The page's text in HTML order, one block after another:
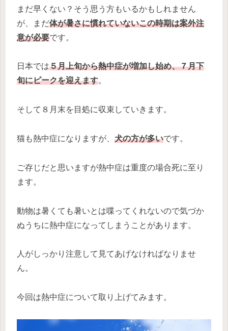
まだ早くない？そう思う方もいるかもしれません
が、まだ体が暑さに慣れていないこの時期は案外注
意が必要です。
日本では５月上旬から熱中症が増加し始め、７月下
旬にピークを迎えます。
そして８月末を目処に収束していきます。
猫も熱中症になりますが、 犬の方が多いです。
ご存じだと思いますが熱中症は重度の場合死に至り
ます。
動物は暑くても暑いとは喋ってくれないので気づか
ぬうちに熱中症になってしまうことがあります。
人がしっかり注意して見てあげなければなりませ
ん。
今回は熱中症について取り上げてみます。